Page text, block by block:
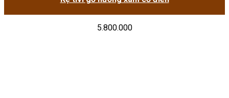
5.800.000